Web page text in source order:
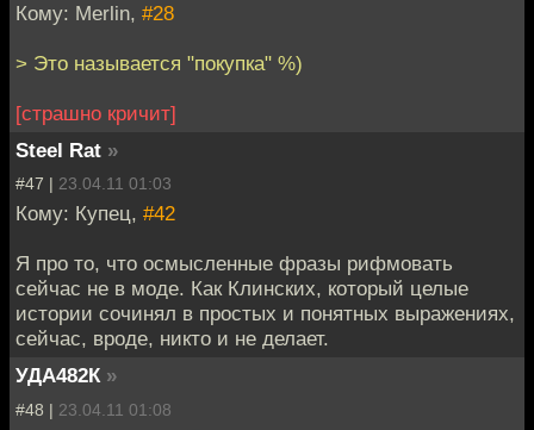
Кому: Merlin, #28
> Это называется "покупка" %)
[страшно кричит]
Steel Rat »
#47 | 23.04.11 01:03
Кому: Купец, #42
Я про то, что осмысленные фразы рифмовать
сейчас не в моде. Как Клинских, который целые
истории сочинял в простых и понятных выражениях,
сейчас, вроде, никто и не делает.
УДА482К »
#48 | 23.04.11 01:08